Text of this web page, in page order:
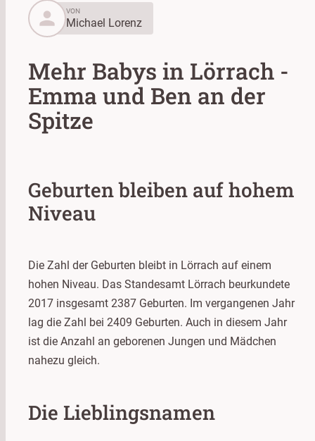
person
VON
Michael Lorenz
Mehr Babys in Lörrach -
Emma und Ben an der
Spitze
Geburten bleiben auf hohem
Niveau
Die Zahl der Geburten bleibt in Lörrach auf einem
hohen Niveau. Das Standesamt Lörrach beurkundete
2017 insgesamt 2387 Geburten. Im vergangenen Jahr
lag die Zahl bei 2409 Geburten. Auch in diesem Jahr
ist die Anzahl an geborenen Jungen und Mädchen
nahezu gleich.
Die Lieblingsnamen